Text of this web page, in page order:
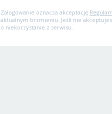
Zalogowanie oznacza akceptację
aktualnym brzmieniu. Jeśli nie
o niekorzystanie z serwisu.